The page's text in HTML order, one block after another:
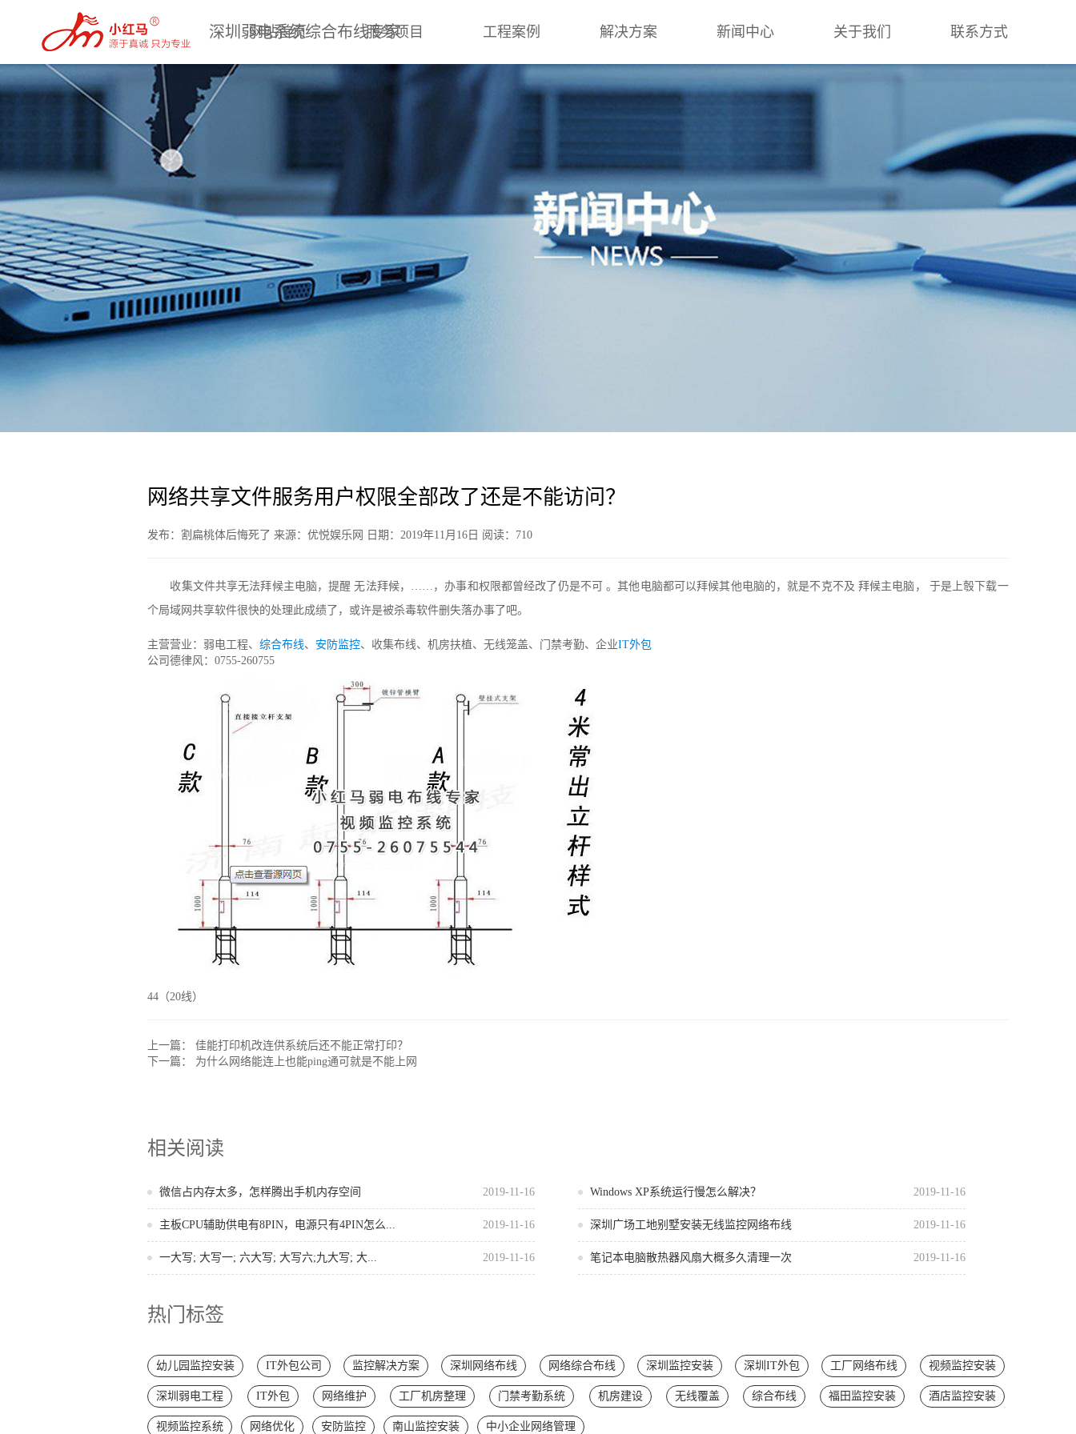
深圳弱电系统综合布线专家
网站首页 服务项目 工程案例 解决方案 新闻中心 关于我们 联系方式
网络共享文件服务用户权限全部改了还是不能访问？
发布：割扁桃体后悔死了 来源：优悦娱乐网 日期：2019年11月16日 阅读： 710
收集文件共享无法拜候主电脑，提醒 无法拜候，……，办事和权限都曾经改了仍是不可 。其他电脑都可以拜候其他电脑的，就是不克不及 拜候主电脑， 于是上彀下载一
个局域网共享软件很快的处理此成绩了，或许是被杀毒软件删失落办事了吧。
主营营业：弱电工程、综合布线、 安防监控、收集布线、机房扶植、无线笼盖、门禁考勤、企业IT外包
公司德律风：0755-260755
44（20线）
上一篇：佳能打印机改连供系统后还不能正常打印？
下一篇： 为什么网络能连上也能ping通可就是不能上网
相关阅读
2019-11-16
微信占内存太多，怎样腾出手机内存空间 2019-11-16
Windows XP系统运行慢怎么解决？
2019-11-16
主板CPU辅助供电有8PIN，电源只有4PIN怎么... 2019-11-16
深圳广场工地别墅安装无线监控网络布线
2019-11-16
一大写; 大写一; 六大写; 大写六;九大写; 大... 2019-11-16
笔记本电脑散热器风扇大概多久清理一次
热门标签
幼儿园监控安装 IT外包公司 监控解决方案 深圳网络布线 网络综合布线 深圳监控安装 深圳IT外包 工厂网络布线 视频监控安装
深圳弱电工程 IT外包 网络维护 工厂机房整理 门禁考勤系统 机房建设 无线覆盖 综合布线 福田监控安装 酒店监控安装
视频监控系统 网络优化 安防监控 南山监控安装 中小企业网络管理